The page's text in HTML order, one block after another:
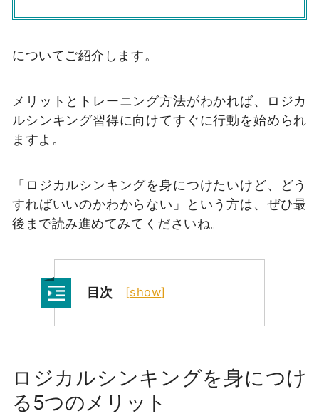
についてご紹介します。
メリットとトレーニング方法がわかれば、ロジカ
ルシンキング習得に向けてすぐに行動を始められ
ますよ。
「ロジカルシンキングを身につけたいけど、どう
すればいいのかわからない」という方は、ぜひ最
後まで読み進めてみてくださいね。
目次 [show]
ロジカルシンキングを身につけ
る5つのメリット